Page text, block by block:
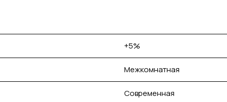
+5%
Межкомнатная
Современная